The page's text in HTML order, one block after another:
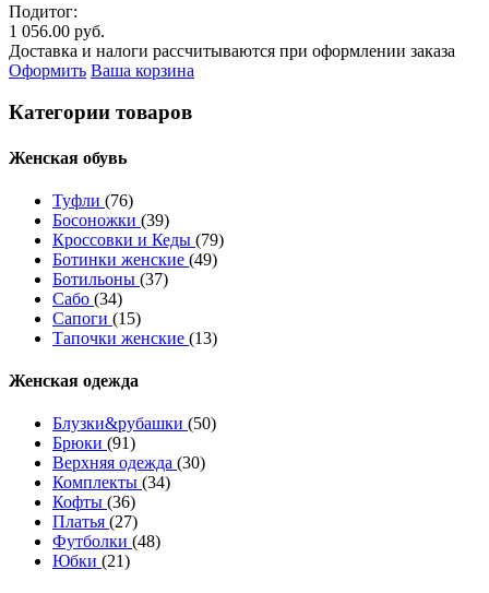
Подитог:
1 056.00 руб.
Доставка и налоги рассчитываются при оформлении заказа
Оформить Ваша корзина
Категории товаров
Женcкая обувь
Туфли (76)
Босоножки (39)
Кроссовки и Кеды (79)
Ботинки женские (49)
Ботильоны (37)
Сабо (34)
Сапоги (15)
Тапочки женские (13)
Женская одежда
Блузки&рубашки (50)
Брюки (91)
Верхняя одежда (30)
Комплекты (34)
Кофты (36)
Платья (27)
Футболки (48)
Юбки (21)